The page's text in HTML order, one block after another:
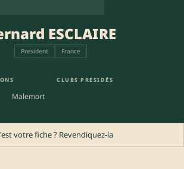
ESCLAIRE
President France
Malemort
CLUBS PRESIDÉS
votre fiche ? Revendiquez-la